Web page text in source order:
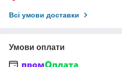
Всі умови доставки
Умови оплати